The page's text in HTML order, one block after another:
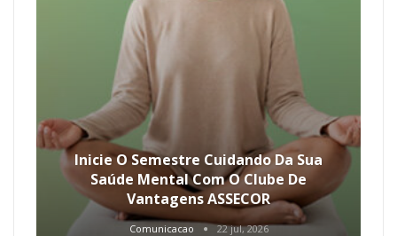
Inicie O Semestre Cuidando Da Sua
Saúde Mental Com O Clube De
Vantagens ASSECOR
Comunicacao 22 jul, 2026